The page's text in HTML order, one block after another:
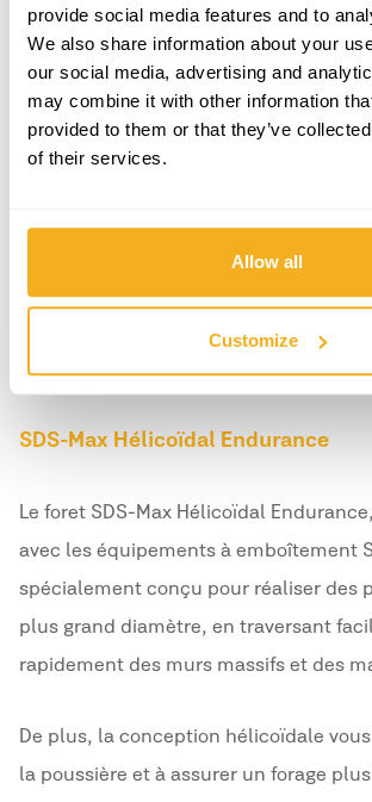
provide social media features and to
We also share information about your
our social media, advertising and
may combine it with other information
provided to them or that they’ve
of their services.
Allow all
Customize
SDS-Max Hélicoïdal Endurance
Le foret SDS-Max Hélicoïdal
avec les équipements à emboîtement
spécialement conçu pour réaliser des
plus grand diamètre, en traversant
rapidement des murs massifs et des
De plus, la conception hélicoïdale
la poussière et à assurer un forage